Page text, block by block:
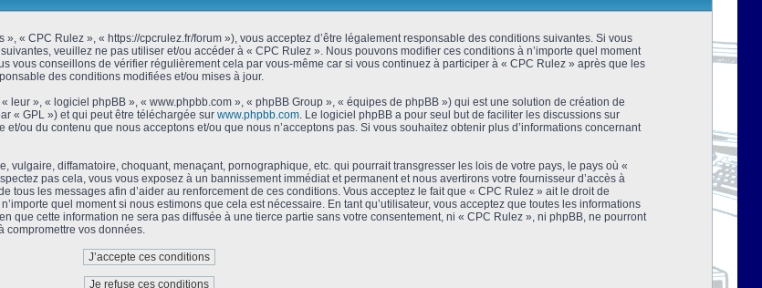
« CPC Rulez », « https://cpcrulez.fr/forum »), vous acceptez d’être légalement responsable des conditions suivantes. Si vous
veuillez ne pas utiliser et/ou accéder à « CPC Rulez ». Nous pouvons modifier ces conditions à n’importe quel moment
vous conseillons de vérifier régulièrement cela par vous-même car si vous continuez à participer à « CPC Rulez » après que les
des conditions modifiées et/ou mises à jour.
leur », « logiciel phpBB », « www.phpbb.com », « phpBB Group », « équipes de phpBB ») qui est une solution de création de
« GPL ») et qui peut être téléchargée sur www.phpbb.com. Le logiciel phpBB a pour seul but de faciliter les discussions sur
ou du contenu que nous acceptons et/ou que nous n’acceptons pas. Si vous souhaitez obtenir plus d’informations concernant
vulgaire, diffamatoire, choquant, menaçant, pornographique, etc. qui pourrait transgresser les lois de votre pays, le pays où «
pas cela, vous vous exposez à un bannissement immédiat et permanent et nous avertirons votre fournisseur d’accès à
tous les messages afin d’aider au renforcement de ces conditions. Vous acceptez le fait que « CPC Rulez » ait le droit de
quel moment si nous estimons que cela est nécessaire. En tant qu’utilisateur, vous acceptez que toutes les informations
que cette information ne sera pas diffusée à une tierce partie sans votre consentement, ni « CPC Rulez », ni phpBB, ne pourront
compromettre vos données.